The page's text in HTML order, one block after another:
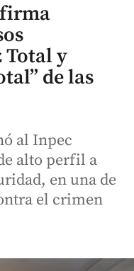
Total y
de las
al Inpec
alto perfil a
en una de
el crimen